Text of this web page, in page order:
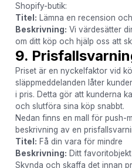
Shopify-butik:
Titel: Lämna en recension
Beskrivning: Vi värdesätter
om ditt köp och hjälp oss att
9.
Priset är en nyckelfaktor vid
släppmeddelanden låter
i pris. Detta gör att kunderna
och slutföra sina köp snabbt.
Nedan finns en mall för push-
beskrivning av en
Titel: Få din vara för mindre
Beskrivning: Ditt
Skynda och skaffa det innan